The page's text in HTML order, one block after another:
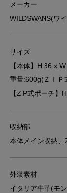
メーカー
WILDSWANS(ワ
サイズ
【本体】H 36 x
重量:600g(ＺＩＰ
【ZIP式ポーチ】
収納部
本体メイン収納、
外装素材
イタリア牛革(モ